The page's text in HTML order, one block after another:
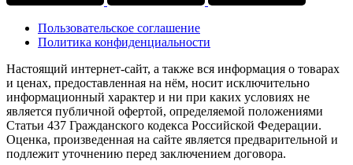
Пользовательское соглашение
Политика конфиденциальности
Настоящий интернет-сайт, а также вся информация о товарах
и ценах, предоставленная на нём, носит исключительно
информационный характер и ни при каких условиях не
является публичной офертой, определяемой положениями
Статьи 437 Гражданского кодекса Российской Федерации.
Оценка, произведенная на сайте является предварительной и
подлежит уточнению перед заключением договора.